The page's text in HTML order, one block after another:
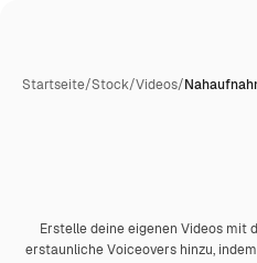
Startseite/Stock/Videos/
Premium
Erstelle deine eigenen Videos mit
erstaunliche Voiceovers hinzu,